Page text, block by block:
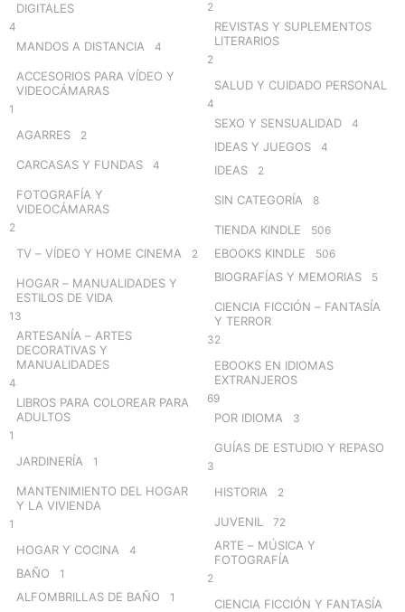
DIGITALES
4
MANDOS A DISTANCIA 4
ACCESORIOS PARA VÍDEO Y
VIDEOCÁMARAS
1
AGARRES 2
CARCASAS Y FUNDAS 4
FOTOGRAFÍA Y
VIDEOCÁMARAS
2
TV – VÍDEO Y HOME CINEMA 2
HOGAR – MANUALIDADES Y
ESTILOS DE VIDA
13
ARTESANÍA – ARTES
DECORATIVAS Y
MANUALIDADES
4
LIBROS PARA COLOREAR PARA
ADULTOS
1
JARDINERÍA 1
MANTENIMIENTO DEL HOGAR
Y LA VIVIENDA
1
HOGAR Y COCINA 4
BAÑO 1
ALFOMBRILLAS DE BAÑO 1
2
REVISTAS Y SUPLEMENTOS
LITERARIOS
2
SALUD Y CUIDADO PERSONAL
4
SEXO Y SENSUALIDAD 4
IDEAS Y JUEGOS 4
IDEAS 2
SIN CATEGORÍA 8
TIENDA KINDLE 506
EBOOKS KINDLE 506
BIOGRAFÍAS Y MEMORIAS 5
CIENCIA FICCIÓN – FANTASÍA
Y TERROR
32
EBOOKS EN IDIOMAS
EXTRANJEROS
69
POR IDIOMA 3
GUÍAS DE ESTUDIO Y REPASO
3
HISTORIA 2
JUVENIL 72
ARTE – MÚSICA Y
FOTOGRAFÍA
2
CIENCIA FICCIÓN Y FANTASÍA